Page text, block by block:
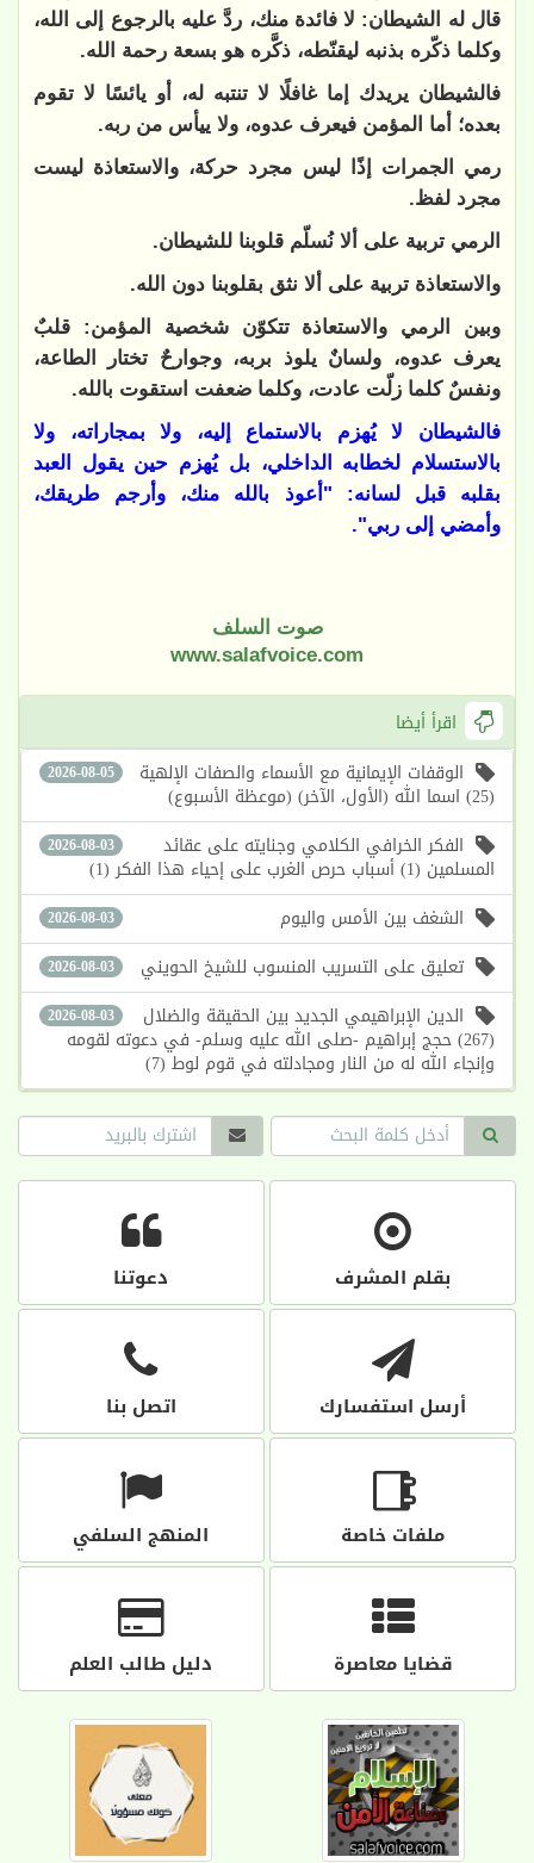
قال له الشيطان: لا فائدة منك، ردَّ عليه بالرجوع إلى الله،
وكلما ذكّره بذنبه ليقنّطه، ذكَّره هو بسعة رحمة الله.
فالشيطان يريدك إما غافلًا لا تنتبه له، أو يائسًا لا تقوم
بعده؛ أما المؤمن فيعرف عدوه، ولا ييأس من ربه.
رمي الجمرات إذًا ليس مجرد حركة، والاستعاذة ليست
مجرد لفظ.
الرمي تربية على ألا نُسلّم قلوبنا للشيطان.
والاستعاذة تربية على ألا نثق بقلوبنا دون الله.
وبين الرمي والاستعاذة تتكوّن شخصية المؤمن: قلبٌ
يعرف عدوه، ولسانٌ يلوذ بربه، وجوارحٌ تختار الطاعة،
ونفسٌ كلما زلّت عادت، وكلما ضعفت استقوت بالله.
فالشيطان لا يُهزم بالاستماع إليه، ولا بمجاراته، ولا
بالاستسلام لخطابه الداخلي، بل يُهزم حين يقول العبد
بقلبه قبل لسانه: "أعوذ بالله منك، وأرجم طريقك،
وأمضي إلى ربي".
صوت السلف
www.salafvoice.com
اقرأ أيضا
2026-08-05 الوقفات الإيمانية مع الأسماء والصفات الإلهية
(25) اسما الله (الأول، الآخر) (موعظة الأسبوع)
2026-08-03 الفكر الخرافي الكلامي وجنايته على عقائد
المسلمين (1) أسباب حرص الغرب على إحياء هذا الفكر (1)
2026-08-03 الشغف بين الأمس واليوم
2026-08-03 تعليق على التسريب المنسوب للشيخ الحويني
2026-08-03 الدين الإبراهيمي الجديد بين الحقيقة والضلال
(267) حجج إبراهيم -صلى الله عليه وسلم- في دعوته لقومه
وإنجاء الله له من النار ومجادلته في قوم لوط (7)
بقلم المشرف دعوتنا
أرسل استفسارك اتصل بنا
ملفات خاصة المنهج السلفي
قضايا معاصرة دليل طالب العلم